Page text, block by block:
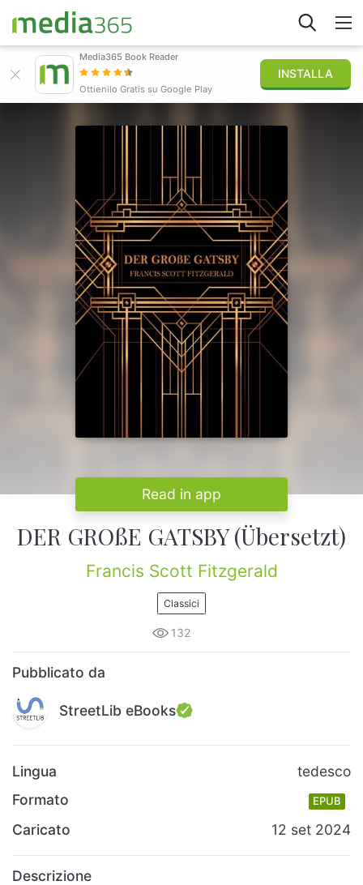
Accedi
Media365 Book Reader
Ottienilo Gratis su Google Play
INSTALLA
Read in app
DER GROßE GATSBY (Übersetzt)
Francis Scott Fitzgerald
Classici
132
Pubblicato da
StreetLib eBooks
Lingua
tedesco
Formato
EPUB
Caricato 12 set 2024
Descrizione